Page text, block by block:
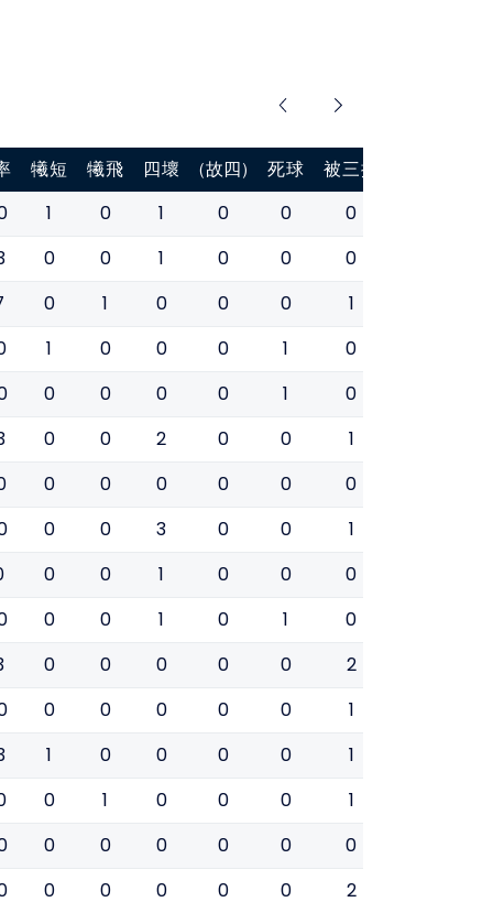
犧短 犧飛 四壞 (故四) 死球 被三振
1 0 1 0 0 0
0 0 1 0 0 0
0 1 0 0 0 1
1 0 0 0 1 0
0 0 0 0 1 0
0 0 2 0 0 1
0 0 0 0 0 0
0 0 3 0 0 1
0 0 1 0 0 0
0 0 1 0 1 0
0 0 0 0 0 2
0 0 0 0 0 1
1 0 0 0 0 1
0 1 0 0 0 1
0 0 0 0 0 0
0 0 0 0 0 2